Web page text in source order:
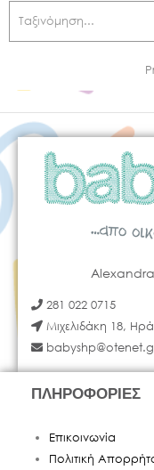
281 022 0715
Μιχελιδάκη 18,
ΠΛΗΡΟΦΟΡΙΕΣ
Επικοινωνία
Πολιτική